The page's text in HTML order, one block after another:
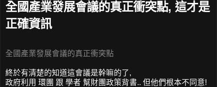
全國產業發展會議的真正衝突點, 這才是
正確資訊
全國產業發展會議的真正衝突點
終於有清楚的知道這會議是幹嘛的了,
政府利用 環團 跟 學者 幫財團政策背書.. 但他們根本不同意!